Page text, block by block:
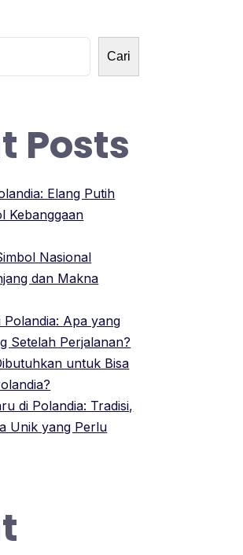
Cari
Posts
Elang Putih
Kebanggaan
Nasional
dan Makna
Apa yang
Setelah Perjalanan?
untuk Bisa
di Polandia: Tradisi,
Unik yang Perlu